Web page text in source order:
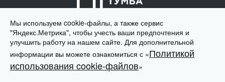
© 2012 - 2026 Магазин мебели для офиса ООО "Ди-Метра",
ИНН 7722415624. Запрещается копирование,
Мы используем cookie-файлы, а также сервис
"Яндекс.Метрика", чтобы учесть ваши предпочтения и
улучшить работу на нашем сайте. Для дополнительной
информации вы можете ознакомиться с «Политикой
использования cookie-файлов»